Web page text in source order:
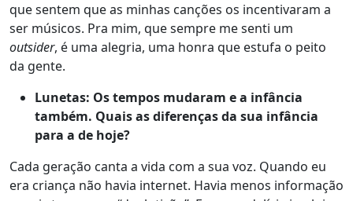
que sentem que as minhas canções os incentivaram a
ser músicos. Pra mim, que sempre me senti um
outsider, é uma alegria, uma honra que estufa o peito
da gente.
Lunetas: Os tempos mudaram e a infância
também. Quais as diferenças da sua infância
para a de hoje?
Cada geração canta a vida com a sua voz. Quando eu
era criança não havia internet. Havia menos informação